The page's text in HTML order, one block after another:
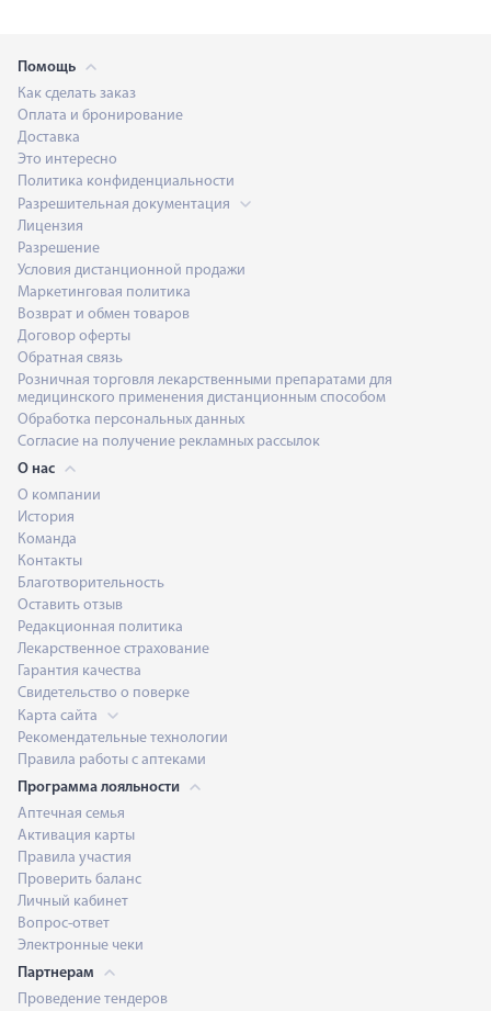
Помощь
Как сделать заказ
Оплата и бронирование
Доставка
Это интересно
Политика конфиденциальности
Разрешительная документация
Лицензия
Разрешение
Условия дистанционной продажи
Маркетинговая политика
Возврат и обмен товаров
Договор оферты
Обратная связь
Розничная торговля лекарственными препаратами для
медицинского применения дистанционным способом
Обработка персональных данных
Согласие на получение рекламных рассылок
О нас
О компании
История
Команда
Контакты
Благотворительность
Оставить отзыв
Редакционная политика
Лекарственное страхование
Гарантия качества
Свидетельство о поверке
Карта сайта
Рекомендательные технологии
Правила работы с аптеками
Программа лояльности
Аптечная семья
Активация карты
Правила участия
Проверить баланс
Личный кабинет
Вопрос-ответ
Электронные чеки
Партнерам
Проведение тендеров